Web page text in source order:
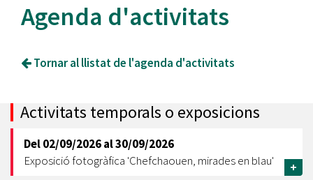
Agenda d'activitats
Tornar al llistat de l'agenda d'activitats
Activitats temporals o exposicions
Del02/09/2026al30/09/2026
Exposició fotogràfica 'Chefchaouen, mirades en blau'
+